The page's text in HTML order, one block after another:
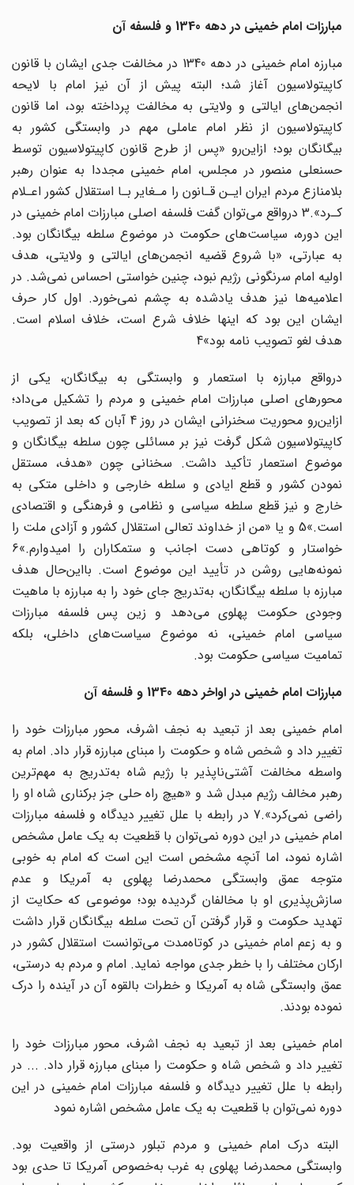
مبارزات امام خمینی در دهه 1340 و فلسفه آن
مبارزه امام خمینی در دهه 1340 در مخالفت جدی ایشان با قانون
کاپیتولاسیون آغاز شد؛ البته پیش از آن نیز امام با لایحه
انجمن‌های ایالتی و ولایتی به مخالفت پرداخته بود، اما قانون
کاپیتولاسیون از نظر امام عاملی مهم در وابستگی کشور به
بیگانگان بود؛ ازاین‌رو «پس از طرح قانون کاپیتولاسیون توسط
حسنعلی منصور در مجلس، امام خمینی مجددا به عنوان رهبر
بلامنازع مردم ایران ایـن قـانون را مـغایر بـا استقلال کشور اعـلام
کـرد».3 درواقع می‌توان گفت فلسفه اصلی مبارزات امام خمینی در
این دوره، سیاست‌های حکومت در موضوع سلطه بیگانگان بود.
به عبارتی، «با شروع قضیه انجمن‌های ایالتی و ولایتی، هدف
اولیه امام سرنگونی رژیم نبود، چنین خواستی احساس نمی‌شد. در
اعلامیه‌ها نیز هدف یادشده به چشم نمی‌خورد. اول کار حرف
ایشان این بود که‌ اینها خلاف شرع است، خلاف اسلام است.
هدف لغو تصویب نامه بود»4
درواقع مبارزه با استعمار و وابستگی به بیگانگان، یکی از
محورهای اصلی مبارزات امام خمینی و مردم را تشکیل می‌داد؛
ازاین‌رو محوریت سخنرانی ایشان در روز 4 آبان که بعد از تصویب
کاپیتولاسیون شکل گرفت نیز بر مسائلی چون سلطه بیگانگان و
موضوع استعمار تأکید داشت. سخنانی چون «هدف، مستقل
نمودن کشور و قطع ایادی و سلطه خارجی و داخلی متکی به
خارج و نیز قطع سلطه سیاسی و نظامی و فرهنگی و اقتصادی
است.»5 و یا «من از خداوند تعالی استقلال کشور و آزادی ملت را
خواستار و کوتاهی دست اجانب و ستمکاران را امیدوارم.»6
نمونه‌هایی روشن در تأیید این موضوع است. بااین‌حال هدف
مبارزه با سلطه بیگانگان، به‌تدریج جای خود را به مبارزه با ماهیت
وجودی حکومت پهلوی می‌دهد و زین پس فلسفه مبارزات
سیاسی امام خمینی، نه موضوع سیاست‌های داخلی، بلکه
تمامیت سیاسی حکومت بود.
مبارزات امام خمینی در اواخر دهه 1340 و فلسفه آن
امام خمینی بعد از تبعید به نجف اشرف، محور مبارزات خود را
تغییر داد و شخص شاه و حکومت را مبنای مبارزه قرار داد. امام به
واسطه مخالفت آشتی‌ناپذیر با رژیم شاه به‌تدریج به مهم‌ترین
رهبر مخالف رژیم مبدل شد و «هیچ راه حلی جز برکناری شاه او را
راضی نمی‌کرد».7 در رابطه با علل تغییر دیدگاه و فلسفه مبارزات
امام خمینی در این دوره نمی‌توان با قطعیت به یک عامل مشخص
اشاره نمود، اما آنچه مشخص است این است که امام به خوبی
متوجه عمق وابستگی محمدرضا پهلوی به آمریکا و عدم
سازش‌پذیری او با مخالفان گردیده بود؛ موضوعی که حکایت از
تهدید حکومت و قرار گرفتن آن تحت سلطه بیگانگان قرار داشت
و به زعم امام خمینی در کوتاه‌مدت می‌توانست استقلال کشور در
ارکان مختلف را با خطر جدی مواجه نماید. امام و مردم به درستی،
عمق وابستگی شاه به آمریکا و خطرات بالقوه آن در آینده را درک
نموده بودند.
امام خمینی بعد از تبعید به نجف اشرف، محور مبارزات خود را
تغییر داد و شخص شاه و حکومت را مبنای مبارزه قرار داد. ... در
رابطه با علل تغییر دیدگاه و فلسفه مبارزات امام خمینی در این
دوره نمی‌توان با قطعیت به یک عامل مشخص اشاره نمود
البته درک امام خمینی و مردم تبلور درستی از واقعیت بود.
وابستگی محمدرضا پهلوی به غرب به‌خصوص آمریکا تا حدی بود